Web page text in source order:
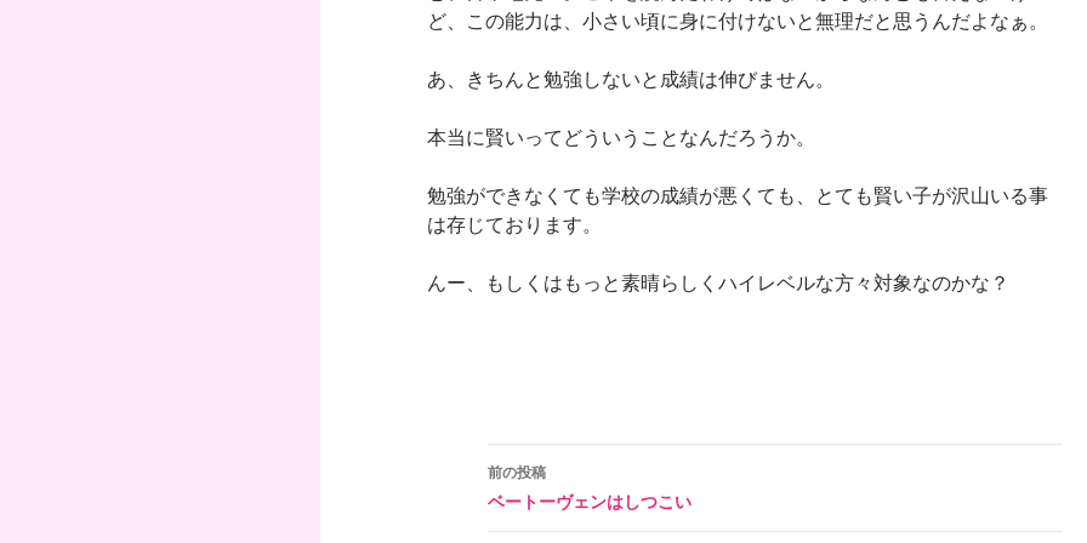
ど、この能力は、小さい頃に身に付けないと無理だと思うんだよなぁ。
あ、きちんと勉強しないと成績は伸びません。
本当に賢いってどういうことなんだろうか。
勉強ができなくても学校の成績が悪くても、とても賢い子が沢山いる事
は存じております。
んー、もしくはもっと素晴らしくハイレベルな方々対象なのかな？
投
稿
前の投稿
ベートーヴェンはしつこい